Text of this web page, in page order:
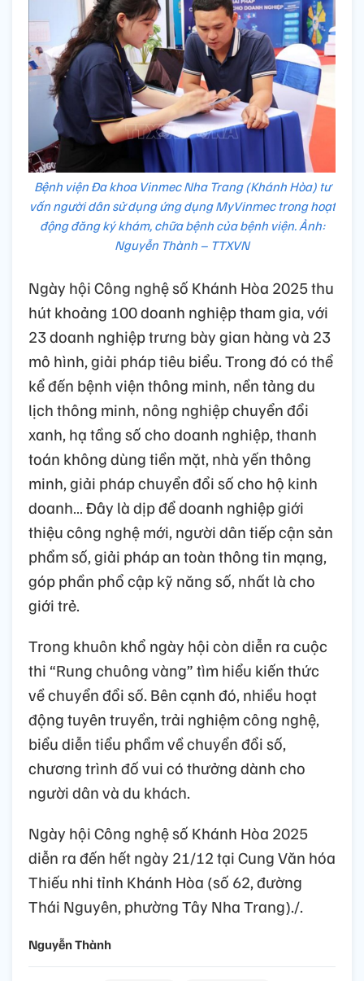
Bệnh viện Đa khoa Vinmec Nha Trang (Khánh Hòa) tư
vấn người dân sử dụng ứng dụng MyVinmec trong hoạt
động đăng ký khám, chữa bệnh của bệnh viện. Ảnh:
Nguyễn Thành – TTXVN
Ngày hội Công nghệ số Khánh Hòa 2025 thu
hút khoảng 100 doanh nghiệp tham gia, với
23 doanh nghiệp trưng bày gian hàng và 23
mô hình, giải pháp tiêu biểu. Trong đó có thể
kể đến bệnh viện thông minh, nền tảng du
lịch thông minh, nông nghiệp chuyển đổi
xanh, hạ tầng số cho doanh nghiệp, thanh
toán không dùng tiền mặt, nhà yến thông
minh, giải pháp chuyển đổi số cho hộ kinh
doanh… Đây là dịp để doanh nghiệp giới
thiệu công nghệ mới, người dân tiếp cận sản
phẩm số, giải pháp an toàn thông tin mạng,
góp phần phổ cập kỹ năng số, nhất là cho
giới trẻ.
Trong khuôn khổ ngày hội còn diễn ra cuộc
thi “Rung chuông vàng” tìm hiểu kiến thức
về chuyển đổi số. Bên cạnh đó, nhiều hoạt
động tuyên truyền, trải nghiệm công nghệ,
biểu diễn tiểu phẩm về chuyển đổi số,
chương trình đố vui có thưởng dành cho
người dân và du khách.
Ngày hội Công nghệ số Khánh Hòa 2025
diễn ra đến hết ngày 21/12 tại Cung Văn hóa
Thiếu nhi tỉnh Khánh Hòa (số 62, đường
Thái Nguyên, phường Tây Nha Trang)./.
Nguyễn Thành